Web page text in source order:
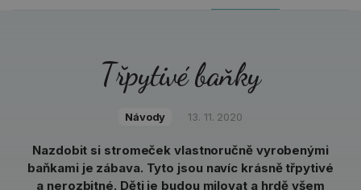
Třpytivé baňky
Návody 13. 11. 2020
Nazdobit si stromeček vlastnoručně vyrobenými
baňkami je zábava. Tyto jsou navíc krásně třpytivé
a nerozbitné. Děti je budou milovat a hrdě všem